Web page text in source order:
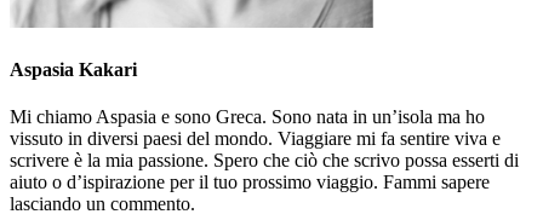
Aspasia Kakari
Mi chiamo Aspasia e sono Greca. Sono nata in un’isola ma ho
vissuto in diversi paesi del mondo. Viaggiare mi fa sentire viva e
scrivere è la mia passione. Spero che ciò che scrivo possa esserti di
aiuto o d’ispirazione per il tuo prossimo viaggio. Fammi sapere
lasciando un commento.